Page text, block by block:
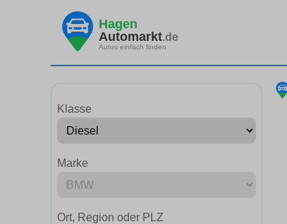
Hagen
Automarkt.de
Autos einfach finden
Klasse
Marke
Ort, Region oder PLZ